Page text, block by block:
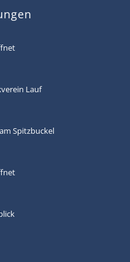
Lauf
Spitzbuckel